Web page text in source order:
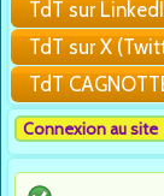
TdT sur
TdT sur X
TdT
Connexion au site